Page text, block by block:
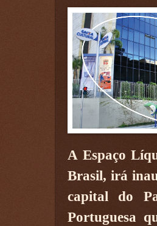
A Espaço
Brasil, irá
capital do
Portuguesa